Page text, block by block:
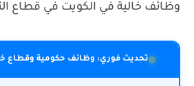
وظائف خالية في الكويت في قطاع
تحديث فوري: وظائف حكومية وقطاع